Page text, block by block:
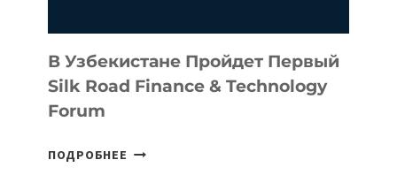
В Узбекистане Пройдет Первый
Silk Road Finance & Technology
Forum
ПОДРОБНЕЕ